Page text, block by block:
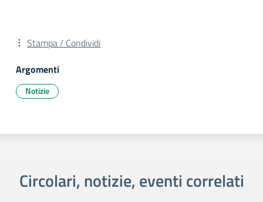
Stampa / Condividi
Argomenti
Notizie
Circolari, notizie, eventi correlati